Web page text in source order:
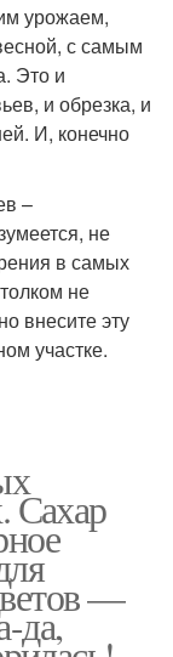
урожаем,
с самым
Это и
и обрезка, и
И, конечно
–
не
в самых
не
внесите эту
участке.
Сахар
—
да,